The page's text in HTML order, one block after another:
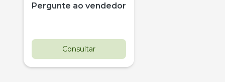
Pergunte ao vendedor
Consultar